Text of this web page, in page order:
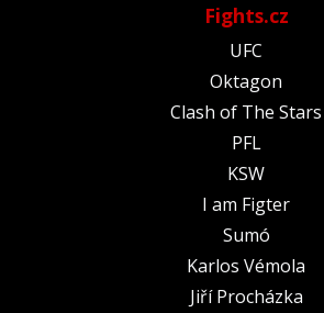
Fights.cz
UFC
Oktagon
Clash of The Stars
PFL
KSW
I am Figter
Sumó
Karlos Vémola
Jiří Procházka